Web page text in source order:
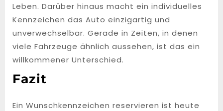
Leben. Darüber hinaus macht ein individuelles
Kennzeichen das Auto einzigartig und
unverwechselbar. Gerade in Zeiten, in denen
viele Fahrzeuge ähnlich aussehen, ist das ein
willkommener Unterschied.
Fazit
Ein Wunschkennzeichen reservieren ist heute